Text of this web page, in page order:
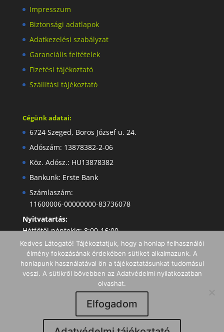
Impresszum
Biztonsági adatlapok
Adatkezelési szabályzat
Garanciális feltételek
Fizetési tájékoztató
Szállítási tájékoztató
Cégünk adatai:
6724 Szeged, Boros József u. 24.
Adószám: 13878382-2-06
Köz. Adósz.: HU13878382
Bankunk: Erste Bank
Számlaszám:
11600006-00000000-83736078
Nyitvatartás:
Hétfőtől péntekig: 8:00-16:00
Minden jog fenntartva I Copyright 2019 -
Kedves Látogató! Tájékoztatjuk, hogy a honlap felhasználói
élmény fokozásának érdekében sütiket alkalmazunk. A
honlapunk használatával ön a tájékoztatásunkat tudomásul
veszi. A sütikről bővebben az Adatvédelmi nyilatkozatban
olvashat.
Elfogadom